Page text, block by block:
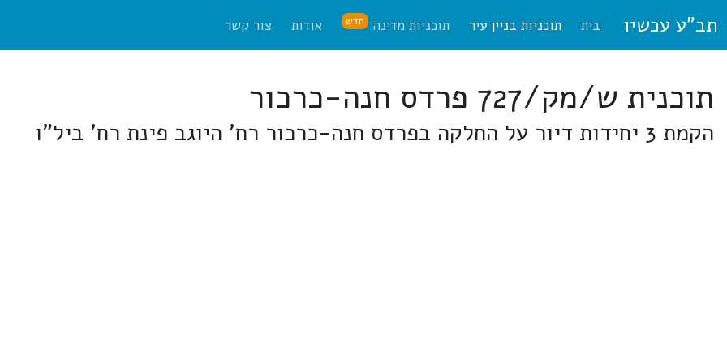
תב"ע עכשיו בית תוכניות בניין עיר תוכניות מדינה חדש אודות צור קשר
תוכנית ש/מק/727 פרדס חנה-כרכור
הקמת 3 יחידות דיור על החלקה בפרדס חנה-כרכור רח' היוגב פינת רח' ביל"ו